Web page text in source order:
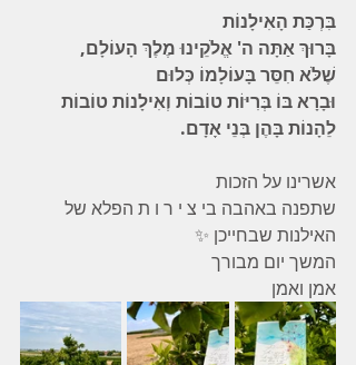
בִּרְכַּת הָאִילָנוֹת
בָּרוּךְ אַתָּה ה' אֱלֹקֵינוּ מֶלֶךְ הָעוֹלָם,
שֶׁלֹּא חִסֵּר בָּעוֹלָמוֹ כְּלוּם
וּבָרָא בּוֹ בְּרִיּוֹת טוֹבוֹת וְאִילָנוֹת טוֹבוֹת
לֵהָנוֹת בָּהֶן בְּנֵי אָדָם.
אשרינו על הזכות
שתפנה באהבה בי צ י ר ו ת הפלא של
האילנות שבחייכן ✨
המשך יום מבורך
אמן ואמן